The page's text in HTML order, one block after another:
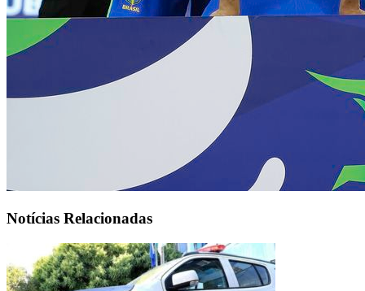
Notícias Relacionadas